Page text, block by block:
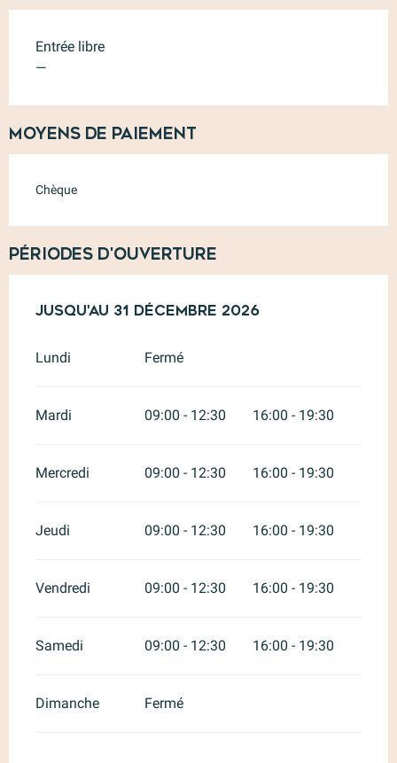
Entrée libre
—
Moyens de paiement
Chèque
Périodes d'ouverture
Du2 janvier 2026au31 décembre 2026
Jusqu'au 31 décembre 2026
Lundi Fermé
Mardi 09:00 - 12:30 16:00 - 19:30
Mercredi 09:00 - 12:30 16:00 - 19:30
Jeudi 09:00 - 12:30 16:00 - 19:30
Vendredi 09:00 - 12:30 16:00 - 19:30
Samedi 09:00 - 12:30 16:00 - 19:30
Dimanche Fermé